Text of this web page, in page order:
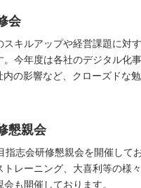
会
キルアップや経営課題に対
。今年度は各社のデジタル化
の影響など、クローズドな
懇親会
志会研修懇親会を開催して
トレーニング、大喜利等の様
も開催しております。